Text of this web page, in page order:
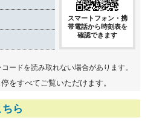
スマートフォン・携
帯電話から時刻表を
確認できます
ードを読み取れない場合があります。
をすべてご覧いただけます。
ら